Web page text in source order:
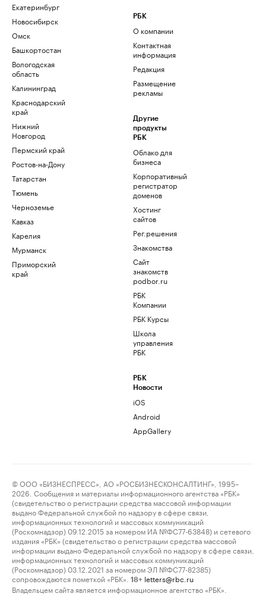
Екатеринбург
Новосибирск
Омск
Башкортостан
Вологодская
область
Калининград
Краснодарский
край
Нижний
Новгород
Пермский край
Ростов-на-Дону
Татарстан
Тюмень
Черноземье
Кавказ
Карелия
Мурманск
Приморский
край
РБК
О компании
Контактная
информация
Редакция
Размещение
рекламы
Другие
продукты
РБК
Облако для
бизнеса
Корпоративный
регистратор
доменов
Хостинг
сайтов
Рег.решения
Знакомства
Сайт
знакомств
podbor.ru
РБК
Компании
РБК Курсы
Школа
управления
РБК
РБК
Новости
iOS
Android
AppGallery
© ООО «БИЗНЕСПРЕСС», АО «РОСБИЗНЕСКОНСАЛТИНГ», 1995–
2026. Сообщения и материалы информационного агентства «РБК»
(свидетельство о регистрации средства массовой информации
выдано Федеральной службой по надзору в сфере связи,
информационных технологий и массовых коммуникаций
(Роскомнадзор) 09.12.2015 за номером ИА №ФС77-63848) и сетевого
издания «РБК» (свидетельство о регистрации средства массовой
информации выдано Федеральной службой по надзору в сфере связи,
информационных технологий и массовых коммуникаций
(Роскомнадзор) 03.12.2021 за номером ЭЛ №ФС77-82385)
сопровождаются пометкой «РБК».
18+ letters@rbc.ru
Владельцем сайта является информационное агентство «РБК».